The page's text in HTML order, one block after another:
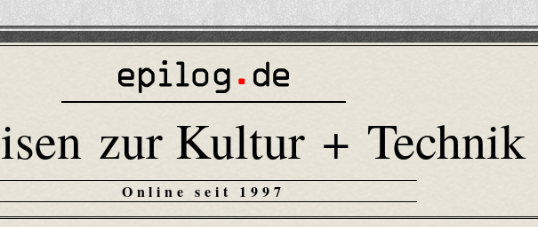
zur Kultur + Technik
Online seit 1997